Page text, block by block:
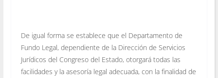
De igual forma se establece que el Departamento de
Fundo Legal, dependiente de la Dirección de Servicios
Jurídicos del Congreso del Estado, otorgará todas las
facilidades y la asesoría legal adecuada, con la finalidad de